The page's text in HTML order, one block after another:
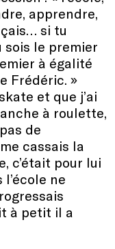
apprendre,
si tu
sois le premier
à égalité
Frédéric. »
et que j’ai
à roulette,
de
cassais la
c’était pour lui
ne
à petit il a